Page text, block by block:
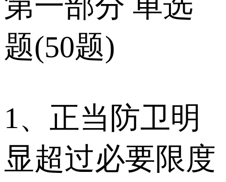
题(50题)
1、正当防卫明
显超过必要限度